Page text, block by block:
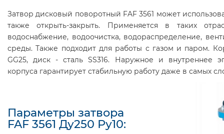
Затвор дисковый поворотный FAF 3561 может
также открыть-закрыть. Применяется в таких
водоснабжение, водоочистка, водораспределение,
среды. Также подходит для работы с газом и паром.
GG25, диск - сталь SS316. Наружное и внутреннее
корпуса гарантирует стабильную работу даже в самых
Параметры затвора
FAF 3561 Ду250 Ру10: